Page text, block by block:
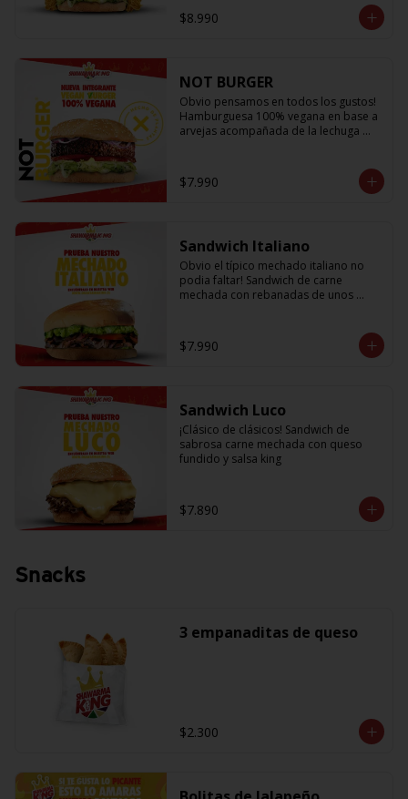
queso fundido, crujientes papitas hilo
y salsa king... Uff es pero ¡E-X-Q-U-I-S-I-
$8.990
NOT BURGER
Obvio pensamos en todos los gustos!
Hamburguesa 100% vegana en base a
arvejas acompañada de la lechuga
toque crujiente y Not Mayo
$7.990
Sandwich Italiano
Obvio el típico mechado italiano no
podia faltar! Sandwich de carne
mechada con rebanadas de unos
que probaras y para darle el toque
una sutil salsa king 👑
$7.990
Sandwich Luco
¡Clásico de clásicos! Sandwich de
sabrosa carne mechada con queso
fundido y salsa king
$7.890
Snacks
3 empanaditas de queso
$2.300